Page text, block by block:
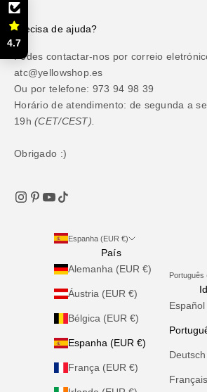
Precisa de ajuda?
Podes contactar-nos por correio
atc@yellowshop.es
Ou por telefone: 973 94 98 39
Horário de atendimento: de segunda a
19h(CET/CEST).
Obrigado :)
Espanha (EUR €)
País
Alemanha (EUR €)
Áustria (EUR €)
Bélgica (EUR €)
Espanha (EUR €)
França (EUR €)
Português
Español
Deutsch
Français
4.7